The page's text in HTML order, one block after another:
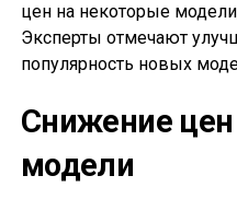
цен на некоторые
Эксперты отмечают
популярность новых
Снижение
модели